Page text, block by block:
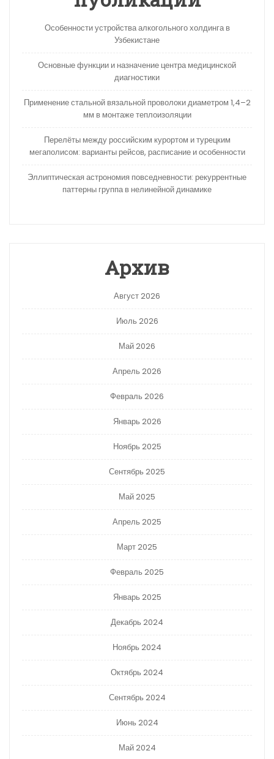
Особенности устройства алкогольного холдинга в
Узбекистане
Основные функции и назначение центра медицинской
диагностики
Применение стальной вязальной проволоки диаметром 1,4–2
мм в монтаже теплоизоляции
Перелёты между российским курортом и турецким
мегаполисом: варианты рейсов, расписание и особенности
Эллиптическая астрономия повседневности: рекуррентные
паттерны группа в нелинейной динамике
Архив
Август 2026
Июль 2026
Май 2026
Апрель 2026
Февраль 2026
Январь 2026
Ноябрь 2025
Сентябрь 2025
Май 2025
Апрель 2025
Март 2025
Февраль 2025
Январь 2025
Декабрь 2024
Ноябрь 2024
Октябрь 2024
Сентябрь 2024
Июнь 2024
Май 2024